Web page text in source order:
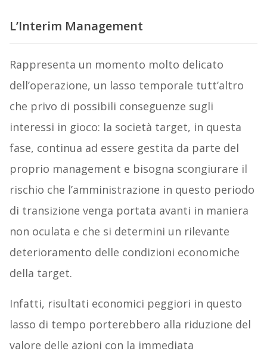
L’Interim Management
Rappresenta un momento molto delicato
dell’operazione, un lasso temporale tutt’altro
che privo di possibili conseguenze sugli
interessi in gioco: la società target, in questa
fase, continua ad essere gestita da parte del
proprio management e bisogna scongiurare il
rischio che l’amministrazione in questo periodo
di transizione venga portata avanti in maniera
non oculata e che si determini un rilevante
deterioramento delle condizioni economiche
della target.
Infatti, risultati economici peggiori in questo
lasso di tempo porterebbero alla riduzione del
valore delle azioni con la immediata